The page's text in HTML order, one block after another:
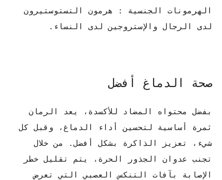
الهرمونات الجنسية : هرمون التستوستيرون
لدى الرجال والإستروجين لدى النساء.
صحة الدماغ أفضل
بفضل محتواه المضاد للأكسدة، يعد الرمان
ثمرة أساسية لتحسين أداء الدماغ، وقبل كل
شيء، تعزيز الذاكرة بشكل أفضل. من خلال
تجنب عدوان الجذور الحرة، يتم تقليل خطر
الإصابة بآفات التنكس العصبي التي تعرض